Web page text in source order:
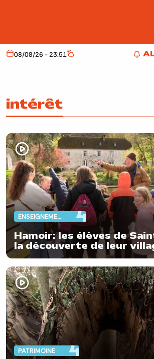
Aujourd'hui
08/08/26 - 23:51 Météo
intérêt
ENSEIGNEMENT
Hamoir: les élèves de
la découverte de leur
aînés
PATRIMOINE